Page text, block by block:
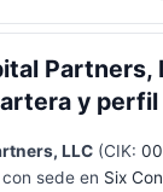
Partners,
y
LLC(CIK:
sede en Six